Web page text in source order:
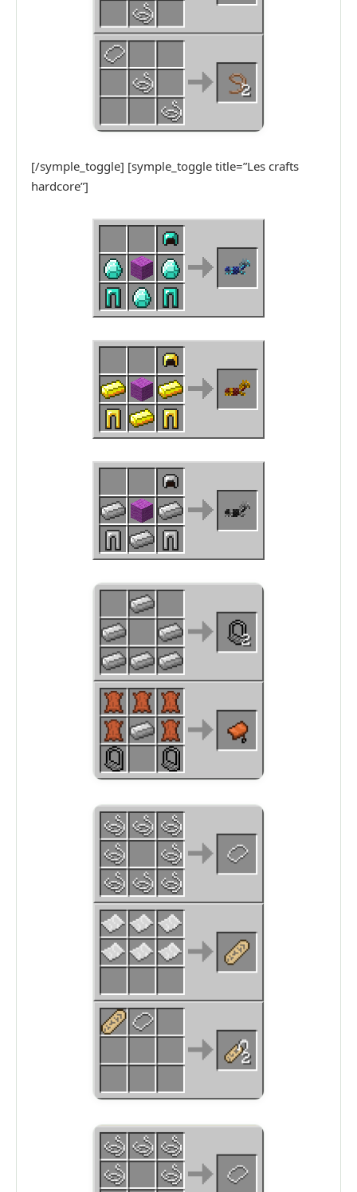
[/symple_toggle] [symple_toggle title=”Les crafts
hardcore”]